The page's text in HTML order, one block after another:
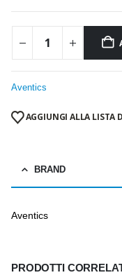
Aventics
AGGIUNGI ALLA LISTA
BRAND
Aventics
PRODOTTI